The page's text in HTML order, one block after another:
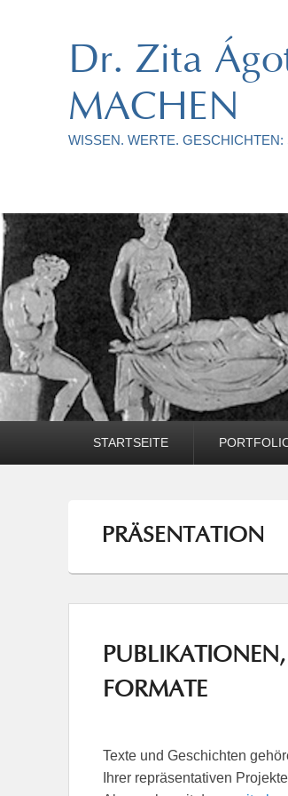
Dr. Zita
MACHEN
WISSEN. WERTE.
STARTSEITE
PRÄSENTATION
FORMATE
Texte und Geschichten
Ihrer repräsentativen